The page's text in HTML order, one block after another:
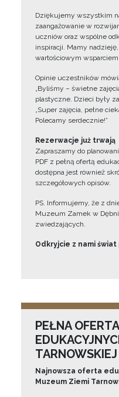
Dziękujemy wszystkim
zaangażowanie w
uczniów oraz wspólne
inspiracji. Mamy
wartościowym
Opinie uczestników
„Byliśmy – świetne
plastyczne. Dzieci były
„Super zajęcia, pełne
Polecamy serdecznie!”
Rezerwacje już trwają
Zapraszamy do
PDF z pełną ofertą
dostępna jest również
szczegółowych opisów.
PS. Informujemy, że z
Muzeum Zamek w
zwiedzających.
Odkryjcie z nami świat
PEŁNA
Najnowsza oferta
Muzeum Ziemi